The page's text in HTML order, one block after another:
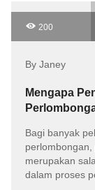
200
By Janey
Mengapa
Bagi banyak
merupakan
dalam proses